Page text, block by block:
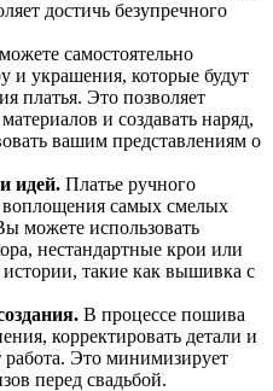
достичь безупречного
самостоятельно
и украшения, которые будут
платья. Это позволяет
и создавать наряд,
вашим представлениям о
идей. Платье ручного
воплощения самых смелых
можете использовать
нестандартные крои или
такие как вышивка с
В процессе пошива
корректировать детали и
работа. Это минимизирует
перед свадьбой.